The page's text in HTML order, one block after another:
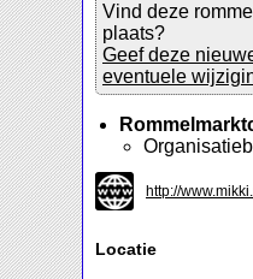
Vind deze
plaats?
Geef deze
eventuele
http://
Locatie